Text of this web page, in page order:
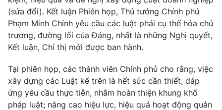
Nhân vật
Khán giả
Giải sao mai
Âm nhạc
Sao
Đời sống
Du lịch
Làm đẹp
Chất lượng cuộc sống
Giáo dục
Tuyển sinh
Học trực tuyến
Công nghệ
Hitech Công nghệ tương lai
Sản phẩm
Giao lưu trực tuyến
(sửa đổi). Kết luận Phiên họp, Thủ tướng Chính phủ
Phạm Minh Chính yêu cầu các luật phải cụ thể hóa chủ
trương, đường lối của Đảng, nhất là những Nghị quyết,
Kết luận, Chỉ thị mới được ban hành.
Tại phiên họp, các thành viên Chính phủ cho rằng, việc
xây dựng các Luật kể trên là hết sức cần thiết, đáp
ứng yêu cầu thực tiễn, nhằm hoàn thiện khung khổ
pháp luật; nâng cao hiệu lực, hiệu quả hoạt động quản